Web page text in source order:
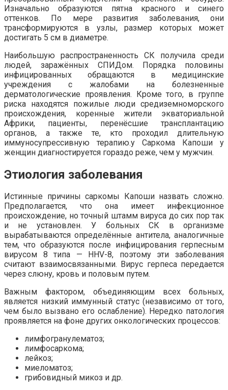
Изначально образуются пятна красного и синего
оттенков. По мере развития заболевания, они
трансформируются в узлы, размер которых может
достигать 5 см в диаметре.
Наибольшую распространенность СК получила среди
людей, заражённых СПИДом. Порядка половины
инфицированных обращаются в медицинские
учреждения с жалобами на болезненные
дерматологические проявления. Кроме того, в группе
риска находятся пожилые люди средиземноморского
происхождения, коренные жители экваториальной
Африки, пациенты, перенёсшие трансплантацию
органов, а также те, кто проходил длительную
иммуносупрессивную терапию.у Саркома Капоши у
женщин диагностируется гораздо реже, чем у мужчин.
Этиология заболевания
Истинные причины саркомы Капоши назвать сложно.
Предполагается, что она имеет инфекционное
происхождение, но точный штамм вируса до сих пор так
и не установлен. У больных СК в организме
вырабатываются определённые антитела, аналогичные
тем, что образуются после инфицирования герпесным
вирусом 8 типа — HHV-8, поэтому эти заболевания
считают взаимосвязанными. Вирус герпеса передается
через слюну, кровь и половым путем.
Важным фактором, объединяющим всех больных,
является низкий иммунный статус (независимо от того,
чем было вызвано его ослабление). Нередко патология
проявляется на фоне других онкологических процессов:
лимфогранулематоз;
лимфосаркома;
лейкоз;
миеломатоз;
грибовидный микоз и др.